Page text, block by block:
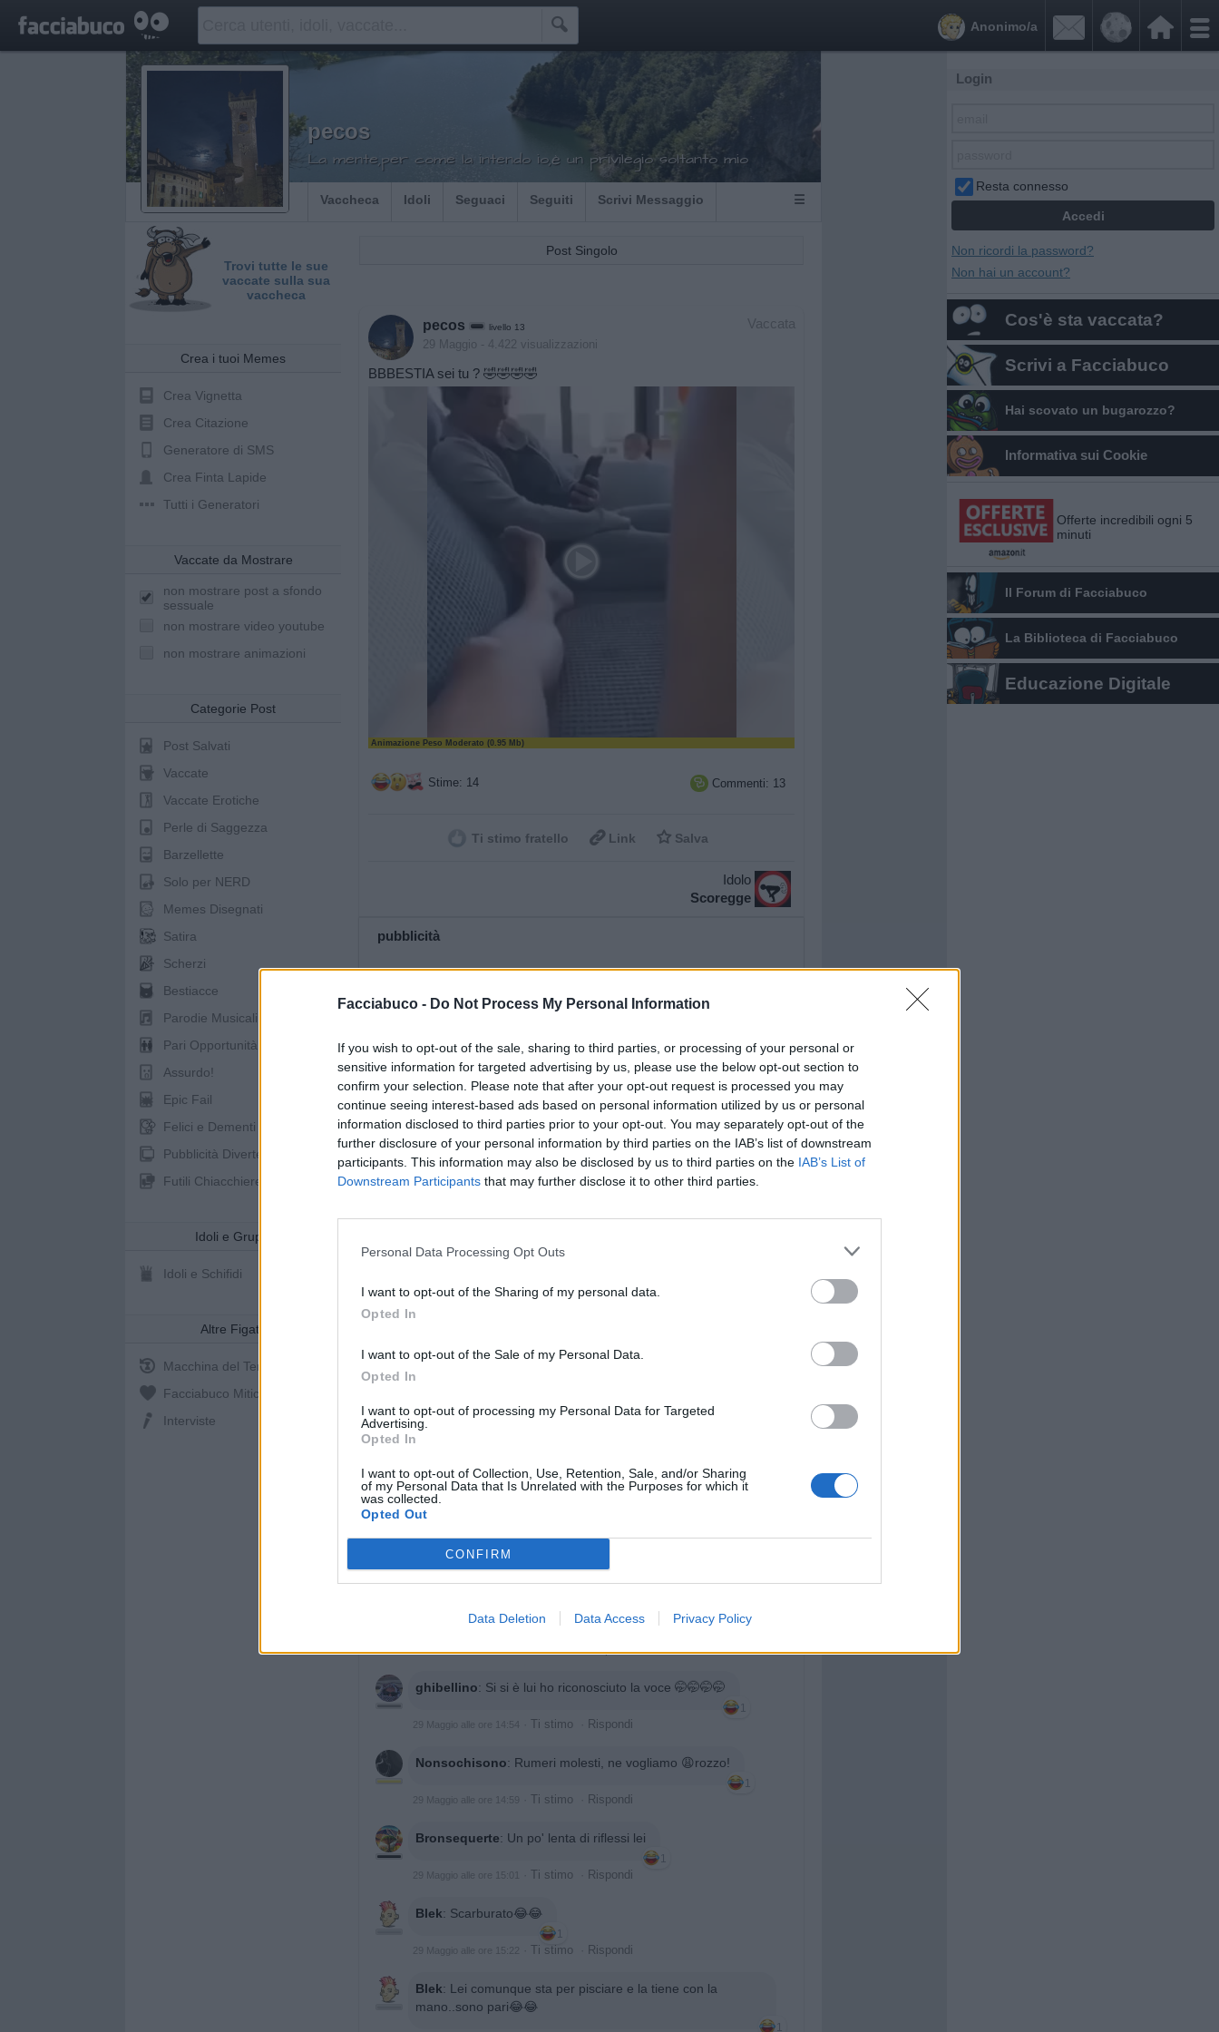
Facciabuco - Do Not Process My Personal Information
If you wish to opt-out of the sale, sharing to third parties, or processing of your personal or
sensitive information for targeted advertising by us, please use the below opt-out section to
confirm your selection. Please note that after your opt-out request is processed you may
continue seeing interest-based ads based on personal information utilized by us or personal
information disclosed to third parties prior to your opt-out. You may separately opt-out of the
further disclosure of your personal information by third parties on the IAB’s list of downstream
participants. This information may also be disclosed by us to third parties on the IAB’s List of
Downstream Participants that may further disclose it to other third parties.
Personal Data Processing Opt Outs
I want to opt-out of the Sharing of my personal data.
Opted In
I want to opt-out of the Sale of my Personal Data.
Opted In
I want to opt-out of processing my Personal Data for Targeted
Advertising.
Opted In
I want to opt-out of Collection, Use, Retention, Sale, and/or Sharing
of my Personal Data that Is Unrelated with the Purposes for which it
was collected.
Opted Out
CONFIRM
Data Deletion Data Access Privacy Policy
 

Anonimo/a
pecos
La mente,per come la intendo io,è un privilegio soltanto mio
Vaccheca Idoli Seguaci Seguiti Scrivi Messaggio ☰
Trovi tutte le sue
vaccate sulla sua
vaccheca
Crea i tuoi Memes
Crea Vignetta
Crea Citazione
Generatore di SMS
Crea Finta Lapide
Tutti i Generatori
Vaccate da Mostrare
non mostrare post a sfondo
sessuale
non mostrare video youtube
non mostrare animazioni
Categorie Post
Post Salvati
Vaccate
Vaccate Erotiche
Perle di Saggezza
Barzellette
Solo per NERD
Memes Disegnati
Satira
Scherzi
Bestiacce
Parodie Musicali
Pari Opportunità
Assurdo!
Epic Fail
Felici e Dementi
Pubblicità Divertenti
Futili Chiacchiere
Idoli e Gruppi
Idoli e Schifidi
Altre Figate
Macchina del Tempo
Facciabuco Mitic
Interviste
Post Singolo
Vaccata
pecos livello 13
29 Maggio - 4.422 visualizzazioni
BBBESTIA sei tu ? 🤣🤣🤣🤣
Animazione Peso Moderato (0.95 Mb)
Stime: 14  Commenti: 13
Ti stimo fratello  Link  Salva
Idolo
Scoregge
pubblicità
Scar71 :Ma come? C'è anche un bimbo bella stanza, ora lo
fa volare via...🤣
Plat64
un fiato... credo sia stata l'ora dell'aerosol🤪🧐🤨
2
29 Maggio alle ore 14:42
d'aria improvvise con tuoni in lontananza 😜😞
·Ti stimo·Rispondi
ghibellino: Si si è lui ho riconosciuto la voce 🤭🤭🤭🤭
1
29 Maggio alle ore 14:54 Ti stimo Rispondi
Nonsochisono: Rumeri molesti, ne vogliamo 😩rozzo!
1
29 Maggio alle ore 14:59 Ti stimo Rispondi
Bronsequerte: Un po' lenta di riflessi lei
1
29 Maggio alle ore 15:01 Ti stimo Rispondi
Blek: Scarburato😂😂
1
29 Maggio alle ore 15:22 Ti stimo Rispondi
Blek: Lei comunque sta per pisciare e la tiene con la
mano..sono pari😂😂
1
Login
Resta connesso
Non ricordi la password?
Non hai un account?
Cos'è sta vaccata?
Scrivi a Facciabuco
Hai scovato un bugarozzo?
Informativa sui Cookie
Offerte incredibili ogni 5
minuti
Il Forum di Facciabuco
La Biblioteca di Facciabuco
Educazione Digitale